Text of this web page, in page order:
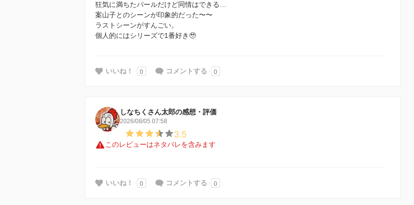
狂気に満ちたパールだけど同情はできる…
案山子とのシーンが印象的だった〜〜
ラストシーンがすんごい。
個人的にはシリーズで1番好き🥹
いいね！ 0 コメントする 0
しなちくさん太郎の感想・評価
2026/08/05 07:58
3.5
このレビューはネタバレを含みます
いいね！ 0 コメントする 0